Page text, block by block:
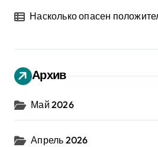
Насколько опасен
Архив
Май 2026
Апрель 2026